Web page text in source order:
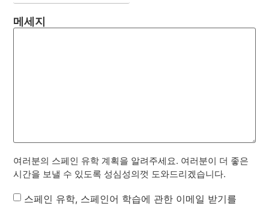
메세지
여러분의 스페인 유학 계획을 알려주세요. 여러분이 더 좋은
시간을 보낼 수 있도록 성심성의껏 도와드리겠습니다.
Newsletter
스페인 유학, 스페인어 학습에 관한 이메일 받기를